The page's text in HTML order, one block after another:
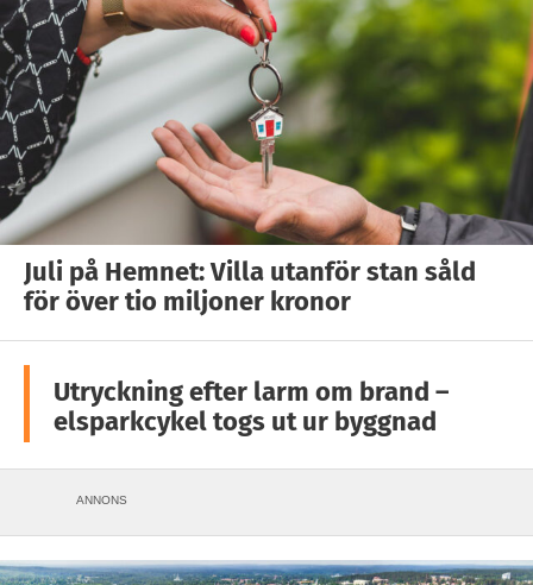
Juli på Hemnet: Villa utanför stan såld
för över tio miljoner kronor
Utryckning efter larm om brand –
elsparkcykel togs ut ur byggnad
ANNONS